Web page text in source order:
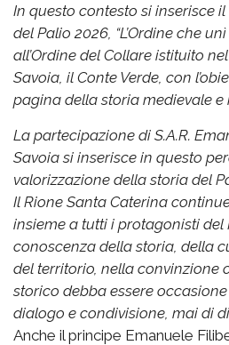
In questo contesto si inserisce
del Palio 2026, “L’Ordine che
all’Ordine del Collare istituito
Savoia, il Conte Verde, con
pagina della storia medievale e
La partecipazione di S.A.R.
Savoia si inserisce in questo
valorizzazione della storia del
Il Rione Santa Caterina
insieme a tutti i protagonisti del
conoscenza della storia, della
del territorio, nella convinzione
storico debba essere
dialogo e condivisione, mai di
Anche il principe Emanuele